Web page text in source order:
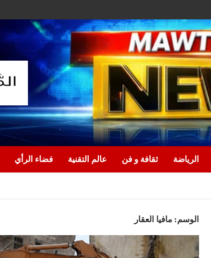
الرياضة ثقافة و فن عالم التقنية فضاء الرأي
الوسم: مافيا العقار